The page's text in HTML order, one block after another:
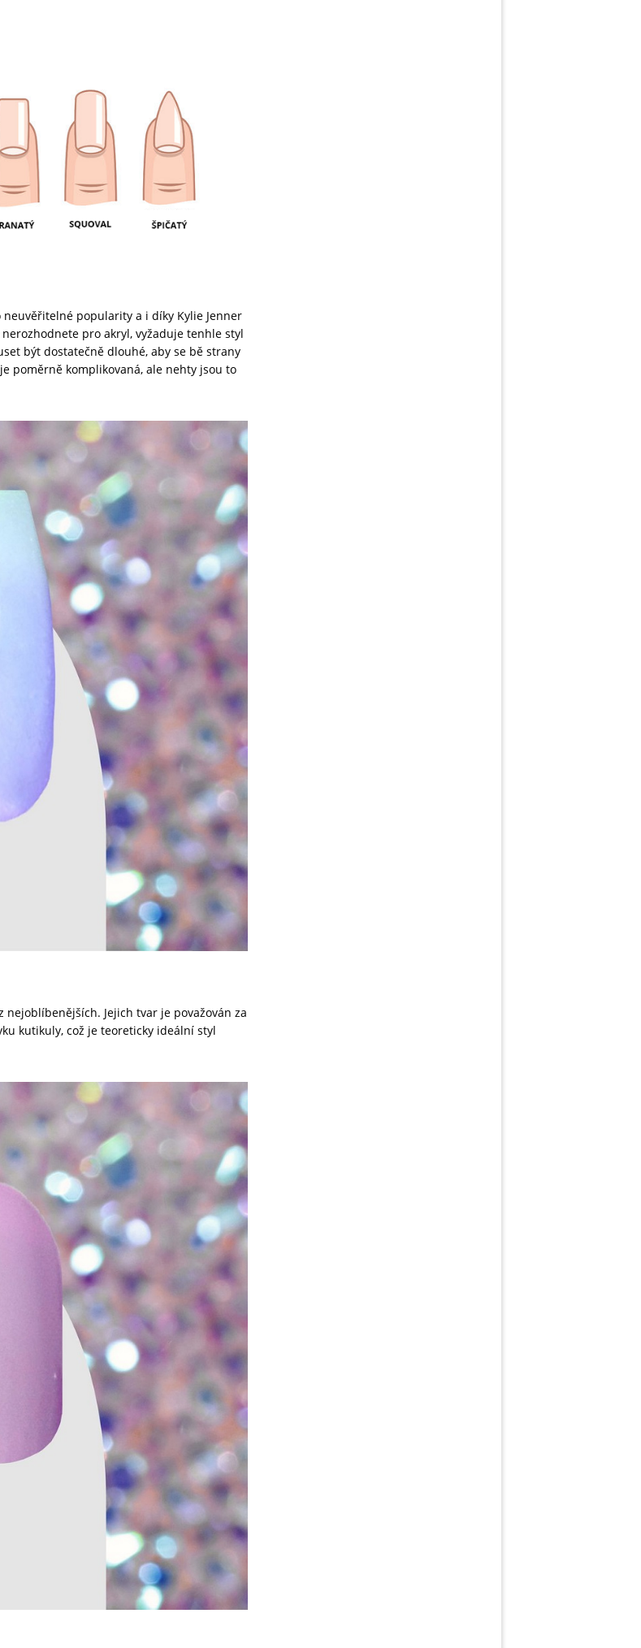
popularity a i díky Kylie Jenner
pro akryl, vyžaduje tenhle styl
být dostatečně dlouhé, aby se bě strany
poměrně komplikovaná, ale nehty jsou to
Jejich tvar je považován za
kutikuly, což je teoreticky ideální styl